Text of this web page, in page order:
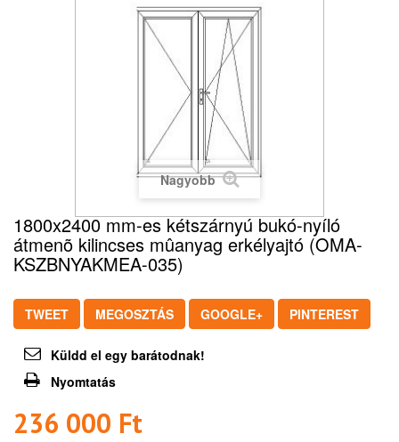
Nagyobb
1800x2400 mm-es kétszárnyú bukó-nyíló
átmenõ kilincses mûanyag erkélyajtó (OMA-
KSZBNYAKMEA-035)
TWEET MEGOSZTÁS GOOGLE+ PINTEREST
Küldd el egy barátodnak!
Nyomtatás
236 000 Ft‎